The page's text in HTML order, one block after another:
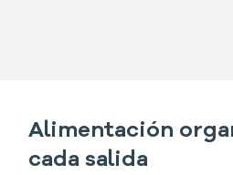
Alimentación
cada salida